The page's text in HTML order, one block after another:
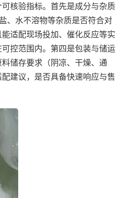
核验指标。首先是成分与杂质
、水不溶物等杂质是否符合对
适配现场投加、催化反应等实
控范围内。第四是包装与储运
储存要求（阴凉、干燥、通
建议，是否具备快速响应与售